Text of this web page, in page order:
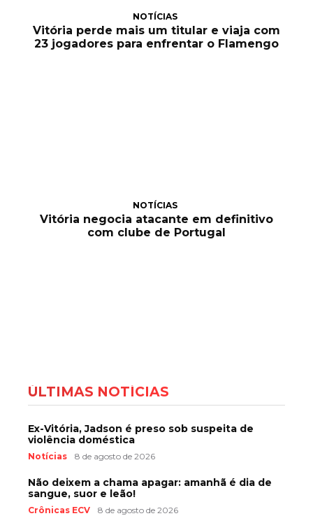
NOTÍCIAS
Vitória perde mais um titular e viaja com
23 jogadores para enfrentar o Flamengo
NOTÍCIAS
Vitória negocia atacante em definitivo
com clube de Portugal
ÚLTIMAS NOTÍCIAS
Ex-Vitória, Jadson é preso sob suspeita de
violência doméstica
Notícias 8 de agosto de 2026
Não deixem a chama apagar: amanhã é dia de
sangue, suor e leão!
Crônicas ECV 8 de agosto de 2026